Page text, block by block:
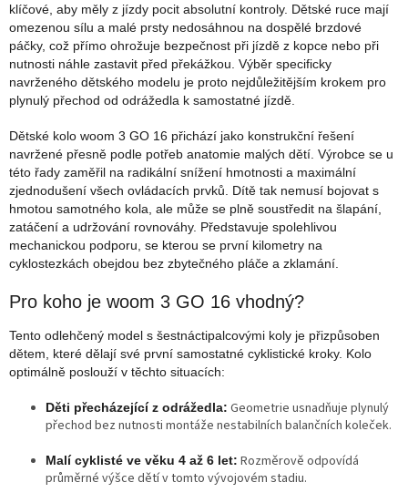
klíčové, aby měly z jízdy pocit absolutní kontroly. Dětské ruce mají
omezenou sílu a malé prsty nedosáhnou na dospělé brzdové
páčky, což přímo ohrožuje bezpečnost při jízdě z kopce nebo při
nutnosti náhle zastavit před překážkou. Výběr specificky
navrženého dětského modelu je proto nejdůležitějším krokem pro
plynulý přechod od odrážedla k samostatné jízdě.
Dětské kolo woom 3 GO 16 přichází jako konstrukční řešení
navržené přesně podle potřeb anatomie malých dětí. Výrobce se u
této řady zaměřil na radikální snížení hmotnosti a maximální
zjednodušení všech ovládacích prvků. Dítě tak nemusí bojovat s
hmotou samotného kola, ale může se plně soustředit na šlapání,
zatáčení a udržování rovnováhy. Představuje spolehlivou
mechanickou podporu, se kterou se první kilometry na
cyklostezkách obejdou bez zbytečného pláče a zklamání.
Pro koho je woom 3 GO 16 vhodný?
Tento odlehčený model s šestnáctipalcovými koly je přizpůsoben
dětem, které dělají své první samostatné cyklistické kroky. Kolo
optimálně poslouží v těchto situacích:
Děti přecházející z odrážedla: Geometrie usnadňuje plynulý
přechod bez nutnosti montáže nestabilních balančních koleček.
Malí cyklisté ve věku 4 až 6 let: Rozměrově odpovídá
průměrné výšce dětí v tomto vývojovém stadiu.